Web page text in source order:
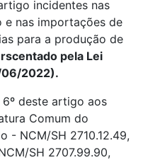
incidentes nas
e nas importações de
para a produção de
pela Lei
06/2022).
deste artigo aos
Comum do
- NCM/SH 2710.12.49,
SH 2707.99.90,